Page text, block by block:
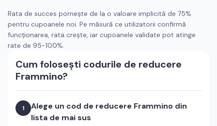
Rata de succes pornește de la o valoare implicită de 75%
pentru cupoanele noi. Pe măsură ce utilizatorii confirmă
funcționarea, rata crește, iar cupoanele validate pot atinge
rate de 95-100%.
Cum folosești codurile de reducere
Frammino?
1 Alege un cod de reducere Frammino din
lista de mai sus